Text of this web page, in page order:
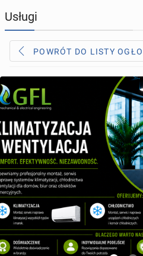
TOWARZYSKIE
Usługi
POWRÓT DO LISTY